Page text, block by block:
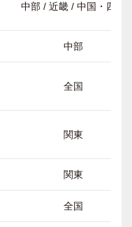
中部 / 近畿 / 中国・四国
中部
全国
関東
関東
全国